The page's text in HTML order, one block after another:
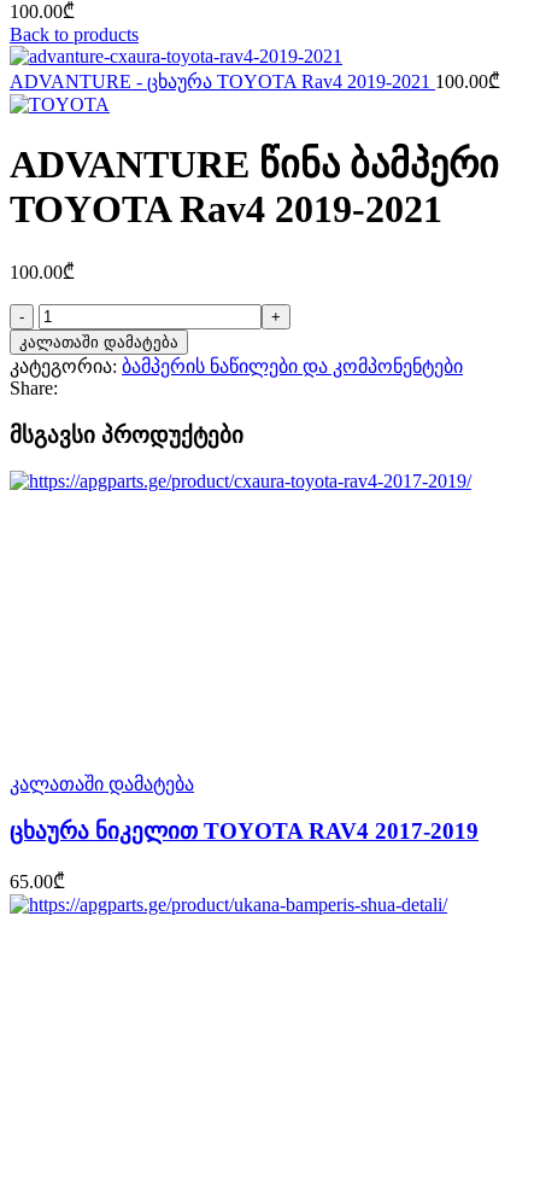
100.00₾
Back to products
ADVANTURE - ცხაურა TOYOTA Rav4 2019-2021 100.00₾
ADVANTURE წინა ბამპერი
TOYOTA Rav4 2019-2021
100.00₾
რაოდენობა:
ADVANTURE
წინა
ბამპერი
Rav4
2019-
კალათაში დამატება
კატეგორია: ბამპერის ნაწილები და კომპონენტები
Share:
მსგავსი პროდუქტები
კალათაში დამატება
ცხაურა ნიკელით TOYOTA RAV4 2017-2019
65.00₾